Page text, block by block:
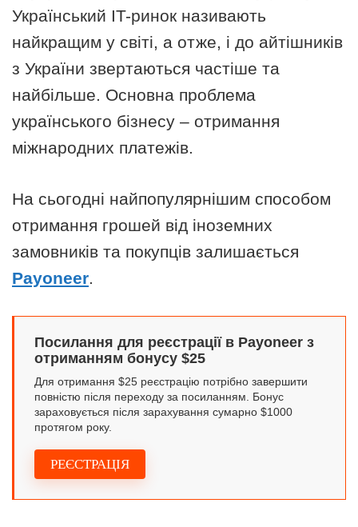
Український IT-ринок називають
найкращим у світі, а отже, і до айтішників
з України звертаються частіше та
найбільше. Основна проблема
українського бізнесу – отримання
міжнародних платежів.
На сьогодні найпопулярнішим способом
отримання грошей від іноземних
замовників та покупців залишається
Payoneer.
РЕЄСТРАЦІЯ
Посилання для реєстрації в Payoneer з
отриманням бонусу $25
Для отримання $25 реєстрацію потрібно завершити
повністю після переходу за посиланням. Бонус
зараховується після зарахування сумарно $1000
протягом року.